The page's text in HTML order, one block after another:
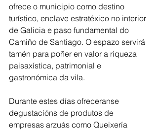
ofrece o municipio como destino
turístico, enclave estratéxico no interior
de Galicia e paso fundamental do
Camiño de Santiago. O espazo servirá
tamén para poñer en valor a riqueza
paisaxística, patrimonial e
gastronómica da vila.
Durante estes días ofreceranse
degustacións de produtos de
empresas arzuás como Queixería